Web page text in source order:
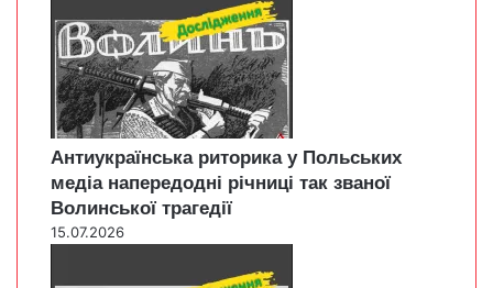
Антиукраїнська риторика у Польських
медіа напередодні річниці так званої
Волинської трагедії
15.07.2026